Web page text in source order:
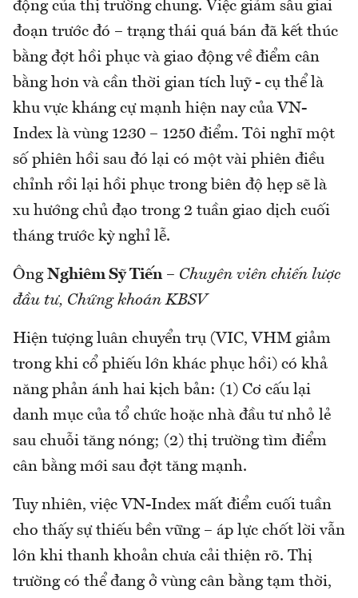
động của thị trường chung. Việc giảm sâu giai
đoạn trước đó – trạng thái quá bán đã kết thúc
bằng đợt hồi phục và giao động về điểm cân
bằng hơn và cần thời gian tích luỹ - cụ thể là
khu vực kháng cự mạnh hiện nay của VN-
Index là vùng 1230 – 1250 điểm. Tôi nghĩ một
số phiên hồi sau đó lại có một vài phiên điều
chỉnh rồi lại hồi phục trong biên độ hẹp sẽ là
xu hướng chủ đạo trong 2 tuần giao dịch cuối
tháng trước kỳ nghỉ lễ.
Ông Nghiêm Sỹ Tiến– Chuyên viên chiến lược
đầu tư, Chứng khoán KBSV
Hiện tượng luân chuyển trụ (VIC, VHM giảm
trong khi cổ phiếu lớn khác phục hồi) có khả
năng phản ánh hai kịch bản: (1) Cơ cấu lại
danh mục của tổ chức hoặc nhà đầu tư nhỏ lẻ
sau chuỗi tăng nóng; (2) thị trường tìm điểm
cân bằng mới sau đợt tăng mạnh.
Tuy nhiên, việc VN-Index mất điểm cuối tuần
cho thấy sự thiếu bền vững – áp lực chốt lời vẫn
lớn khi thanh khoản chưa cải thiện rõ. Thị
trường có thể đang ở vùng cân bằng tạm thời,